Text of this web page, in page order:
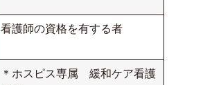
看護師の資格を有する者
＊ホスピス専属 緩和ケア看護